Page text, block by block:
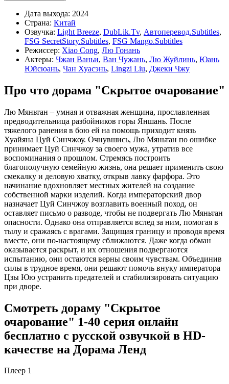
Дата выхода: 2024
Страна: Китай
Озвучка: Light Breeze, DubLik.Tv, Автоперевод.Subtitles,
FSG SecretStory.Subtitles, FSG Mango.Subtitles
Режиссер: Xiao Cong, Лю Гонань
Актеры: Чжан Ваньи, Ван Чужань, Лю Жуйлинь, Юань
Юйсюань, Чан Хуасэнь, Lingzi Liu, Джеки Чжу
Про что дорама "Скрытое очарование"
Лю Мяньтан – умная и отважная женщина, прославленная
предводительница разбойников горы Яншань. После
тяжелого ранения в бою ей на помощь приходит князь
Хуайяна Цуй Синчжоу. Очнувшись, Лю Мяньтан по ошибке
принимает Цуй Синчжоу за своего мужа, утратив все
воспоминания о прошлом. Стремясь построить
благополучную семейную жизнь, она решает применить свою
смекалку и деловую хватку, открыв лавку фарфора. Это
начинание вдохновляет местных жителей на создание
собственной марки изделий. Когда императорский двор
назначает Цуй Синчжоу возглавить военный поход, он
оставляет письмо о разводе, чтобы не подвергать Лю Мяньтан
опасности. Однако она отправляется вслед за ним, помогая в
тылу и сражаясь с врагами. Защищая границу и проводя время
вместе, они по-настоящему сближаются. Даже когда обман
оказывается раскрыт, и их отношения подвергаются
испытанию, они остаются верны своим чувствам. Объединив
силы в трудное время, они решают помочь внуку императора
Цзы Юю устранить предателей и стабилизировать ситуацию
при дворе.
Смотреть дораму "Скрытое
очарование" 1-40 серия онлайн
бесплатно с русской озвучкой в HD-
качестве на Дорама Ленд
Плеер 1